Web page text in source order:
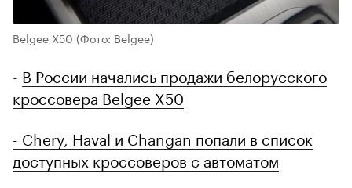
Belgee Х50 (Фото: Belgee)
- В России начались продажи белорусского
кроссовера Belgee X50
- Chery, Haval и Changan попали в список
доступных кроссоверов с автоматом